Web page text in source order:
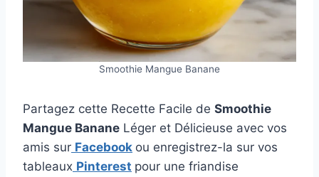
Smoothie Mangue Banane
Partagez cette Recette Facile de Smoothie
Mangue Banane Léger et Délicieuse avec vos
amis sur Facebook ou enregistrez-la sur vos
tableaux Pinterest pour une friandise